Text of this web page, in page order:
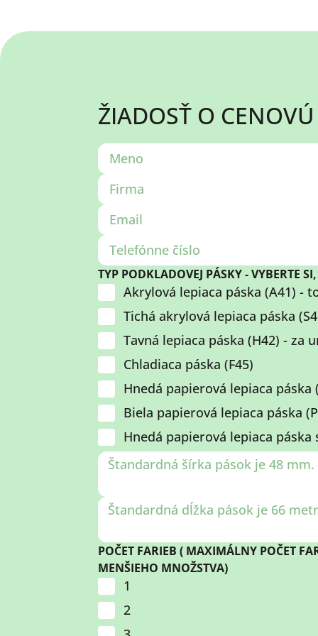
ŽIADOSŤ O
TYP PODKLADOVEJ PÁSKY - VYBERTE
Akrylová lepiaca páska (A41) -
Tichá akrylová lepiaca páska
Tavná lepiaca páska (H42) - za
Chladiaca páska (F45)
Hnedá papierová lepiaca
Biela papierová lepiaca páska
Hnedá papierová lepiaca
POČET FARIEB ( MAXIMÁLNY POČET
MENŠIEHO MNOŽSTVA)
1
2